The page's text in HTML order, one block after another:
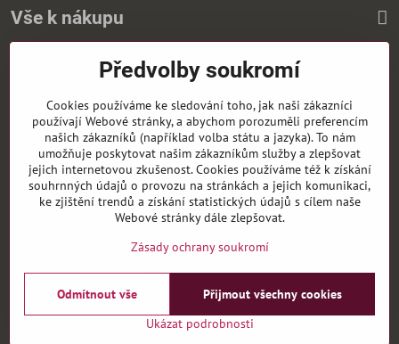
Vše k nákupu
Zasíláme i na Slovensko
©2026CopyrightPředvolby soukromíZásady ochrany soukromí
Vytvořeno systémem:ByznysWeb.cz
Předvolby soukromí
Cookies používáme ke sledování toho, jak naši zákazníci
používají Webové stránky, a abychom porozuměli preferencím
našich zákazníků (například volba státu a jazyka). To nám
umožňuje poskytovat našim zákazníkům služby a zlepšovat
jejich internetovou zkušenost. Cookies používáme též k získání
souhrnných údajů o provozu na stránkách a jejich komunikaci,
ke zjištění trendů a získání statistických údajů s cílem naše
Webové stránky dále zlepšovat.
Zásady ochrany soukromí
Ukázat podrobnosti
Přijmout všechny cookies
Odmítnout vše